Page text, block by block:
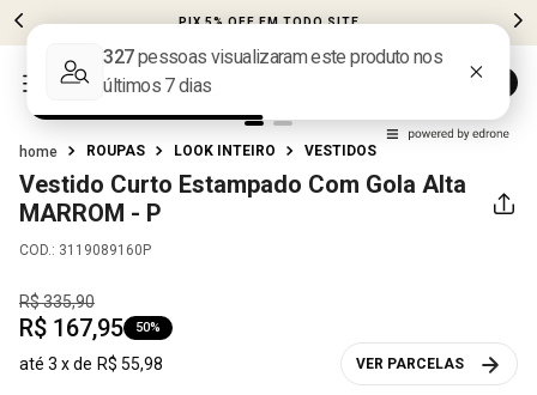
PIX 5% OFF EM TODO SITE
ROUPAS LOOK INTEIRO VESTIDOS
Vestido Curto Estampado Com Gola Alta
MARROM - P
COD.: 3119089160P
R$335,90
R$ 167,95 50%
até 3 x de R$ 55,98 VER PARCELAS